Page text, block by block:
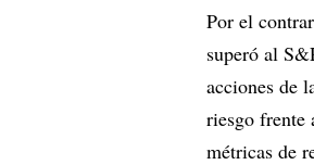
Por el
superó al
acciones de
riesgo frente
métricas de